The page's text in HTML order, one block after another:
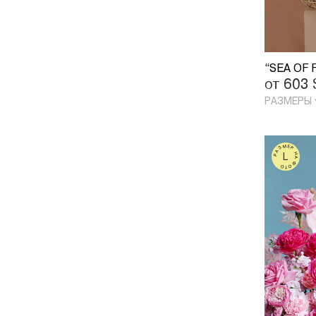
“SEA OF
от 603
РАЗМЕРЫ
РАЗМЕР НА ФОТО
L